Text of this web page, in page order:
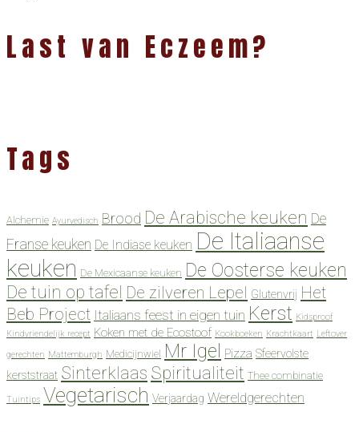
Last van Eczeem?
Tags
Alchemie Ayurvedisch Brood De Arabische keuken De
Franse keuken De Indiase keuken De Italiaanse
keuken De Mexicaanse keuken De Oosterse keuken
De tuin op tafel De zilveren Lepel Glutenvrij Het
Beb Project Italiaans feest in eigen tuin Kerst Kidsproof
Kindvriendelijk recept Koken met de Ecostoof Kookboeken Krachtkaart Leftover
gerechten Mattemburgh Medicijnwiel Mr Igel Pizza Sfeervolste
kerststraat Sinterklaas Spiritualiteit Thee combinatie
Tuintips Vegetarisch Verjaardag Wereldgerechten